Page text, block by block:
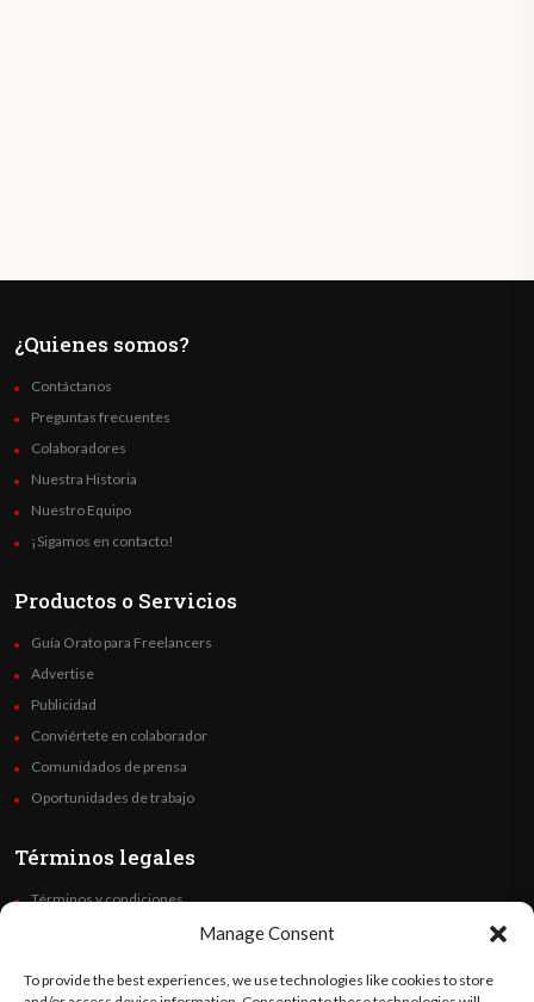
Manage Consent
To provide the best experiences, we use technologies like cookies to store
¿Quienes somos?
Contáctanos
Preguntas frecuentes
Colaboradores
Nuestra Historia
Nuestro Equipo
¡Sigamos en contacto!
Productos o Servicios
Guía Orato para Freelancers
Advertise
Publicidad
Conviértete en colaborador
Comunidados de prensa
Oportunidades de trabajo
Términos legales
Términos y condiciones
Code of Ethics